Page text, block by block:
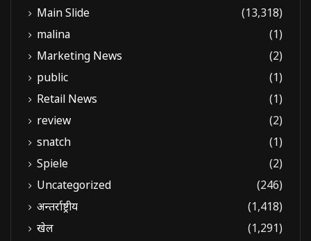
Main Slide
(13,318)
malina
(1)
Marketing News
(2)
public
(1)
Retail News
(1)
review
(2)
snatch
(1)
Spiele
(2)
Uncategorized
(246)
अन्तर्राष्ट्रीय
(1,418)
खेल
(1,291)